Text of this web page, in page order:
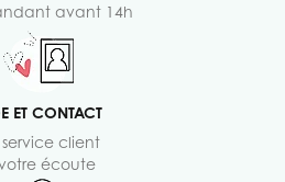
avant 14h
ET CONTACT
service client
écoute